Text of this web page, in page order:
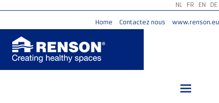
NL FR EN DE
Home Contactez nous www.renson.eu